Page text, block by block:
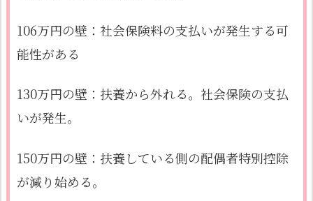
106万円の壁：社会保険料の支払いが発生する可
能性がある
130万円の壁：扶養から外れる。社会保険の支払
いが発生。
150万円の壁：扶養している側の配偶者特別控除
が減り始める。